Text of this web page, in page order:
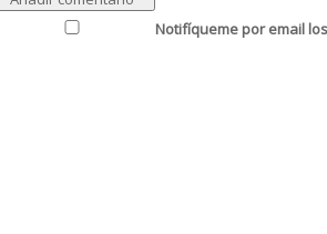
Notifíqueme por email